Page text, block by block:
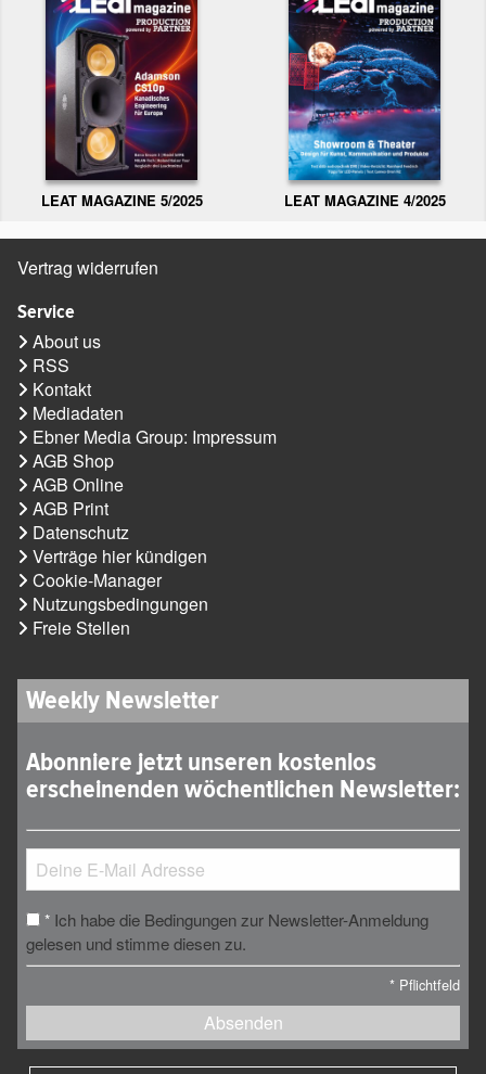
LEAT MAGAZINE 5/2025 LEAT MAGAZINE 4/2025
Vertrag widerrufen
Service
About us
RSS
Kontakt
Mediadaten
Ebner Media Group: Impressum
AGB Shop
AGB Online
AGB Print
Datenschutz
Verträge hier kündigen
Cookie-Manager
Nutzungsbedingungen
Freie Stellen
Weekly Newsletter
Abonniere jetzt unseren kostenlos
erscheinenden wöchentlichen Newsletter:
* Ich habe die Bedingungen zur Newsletter-Anmeldung
gelesen und stimme diesen zu.
* Pflichtfeld
Absenden